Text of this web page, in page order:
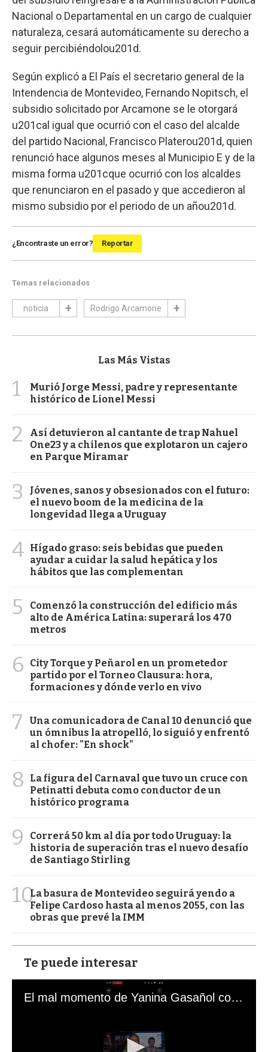
Nacional o Departamental en un cargo de cualquier
naturaleza, cesará automáticamente su derecho a
seguir percibiéndolou201d.
Según explicó a El País el secretario general de la
Intendencia de Montevideo, Fernando Nopitsch, el
subsidio solicitado por Arcamone se le otorgará
u201cal igual que ocurrió con el caso del alcalde
del partido Nacional, Francisco Platerou201d, quien
renunció hace algunos meses al Municipio E y de la
misma forma u201cque ocurrió con los alcaldes
que renunciaron en el pasado y que accedieron al
mismo subsidio por el periodo de un añou201d.
¿Encontraste un error? Reportar
Temas relacionados
noticia Rodrigo Arcamone
Las Más Vistas
1
Murió Jorge Messi, padre y representante
histórico de Lionel Messi
2
Así detuvieron al cantante de trap Nahuel
One23 y a chilenos que explotaron un cajero
en Parque Miramar
3
Jóvenes, sanos y obsesionados con el futuro:
el nuevo boom de la medicina de la
longevidad llega a Uruguay
4 Hígado graso: seis bebidas que pueden
ayudar a cuidar la salud hepática y los
hábitos que las complementan
5
Comenzó la construcción del edificio más
alto de América Latina: superará los 470
metros
6
City Torque y Peñarol en un prometedor
partido por el Torneo Clausura: hora,
formaciones y dónde verlo en vivo
7
Una comunicadora de Canal 10 denunció que
un ómnibus la atropelló, lo siguió y enfrentó
al chofer: "En shock"
8
La figura del Carnaval que tuvo un cruce con
Petinatti debuta como conductor de un
histórico programa
9
Correrá 50 km al día por todo Uruguay: la
historia de superación tras el nuevo desafío
de Santiago Stirling
10La basura de Montevideo seguirá yendo a
Felipe Cardoso hasta al menos 2055, con las
obras que prevé la IMM
Te puede interesar
El mal momento de Yanina Gasañol con un hincha argentino en "Subrayado"